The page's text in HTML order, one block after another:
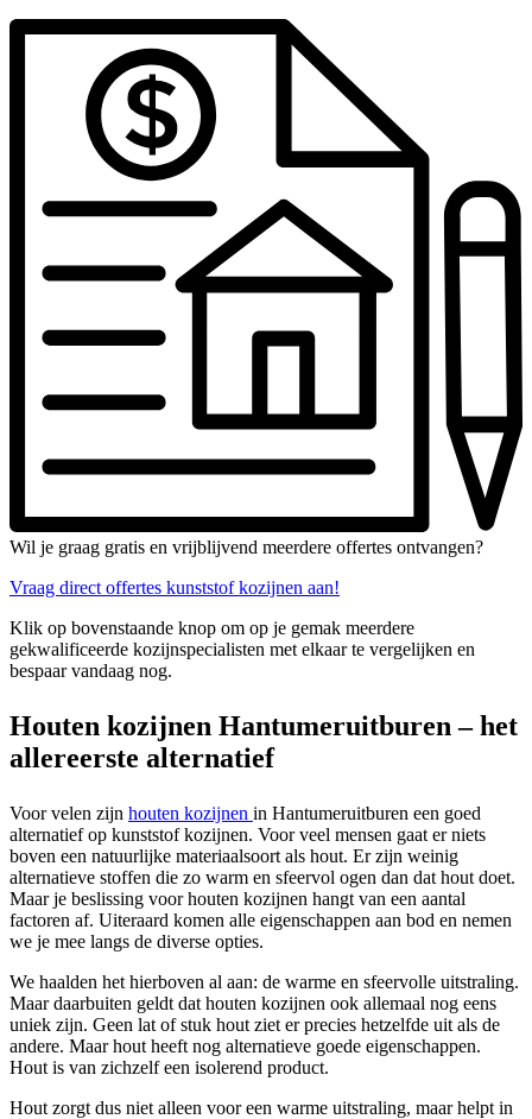
Wil je graag gratis en vrijblijvend meerdere offertes ontvangen?
Vraag direct offertes kunststof kozijnen aan!
Klik op bovenstaande knop om op je gemak meerdere
gekwalificeerde kozijnspecialisten met elkaar te vergelijken en
bespaar vandaag nog.
Houten kozijnen Hantumeruitburen – het
allereerste alternatief
Voor velen zijn houten kozijnen in Hantumeruitburen een goed
alternatief op kunststof kozijnen. Voor veel mensen gaat er niets
boven een natuurlijke materiaalsoort als hout. Er zijn weinig
alternatieve stoffen die zo warm en sfeervol ogen dan dat hout doet.
Maar je beslissing voor houten kozijnen hangt van een aantal
factoren af. Uiteraard komen alle eigenschappen aan bod en nemen
we je mee langs de diverse opties.
We haalden het hierboven al aan: de warme en sfeervolle uitstraling.
Maar daarbuiten geldt dat houten kozijnen ook allemaal nog eens
uniek zijn. Geen lat of stuk hout ziet er precies hetzelfde uit als de
andere. Maar hout heeft nog alternatieve goede eigenschappen.
Hout is van zichzelf een isolerend product.
Hout zorgt dus niet alleen voor een warme uitstraling, maar helpt in